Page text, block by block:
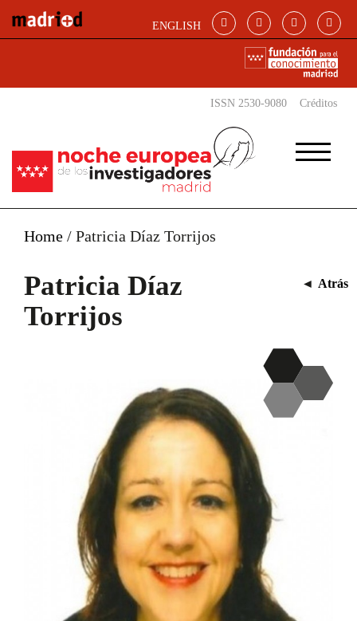
ENGLISH
ISSN 2530-9080 Créditos
Home / Patricia Díaz Torrijos
Patricia Díaz
Torrijos
◄ Atrás